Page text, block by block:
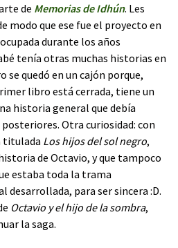
de Memorias de Idhún. Les
modo que ese fue el proyecto en
durante los años
tenía otras muchas historias en
se quedó en un cajón porque,
libro está cerrada, tiene un
historia general que debía
Otra curiosidad: con
titulada Los hijos del sol negro,
de Octavio, y que tampoco
estaba toda la trama
desarrollada, para ser sincera :D.
Octavio y el hijo de la sombra,
la saga.